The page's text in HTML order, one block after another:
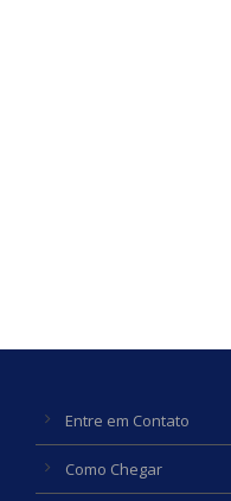
Entre em Contato
Como Chegar